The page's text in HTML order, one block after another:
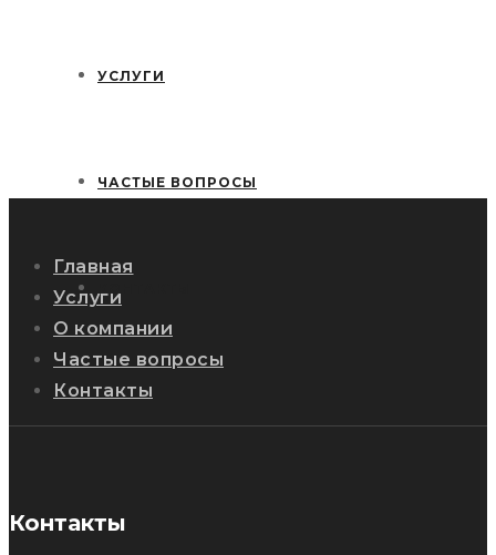
УСЛУГИ
ЧАСТЫЕ ВОПРОСЫ
Главная
Услуги
О компании
Частые вопросы
Контакты
Контакты